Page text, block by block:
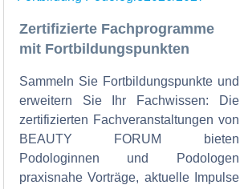
Zertifizierte Fachprogramme
mit Fortbildungspunkten
Sammeln Sie Fortbildungspunkte und
erweitern Sie Ihr Fachwissen: Die
zertifizierten Fachveranstaltungen von
BEAUTY FORUM bieten
Podologinnen und Podologen
praxisnahe Vorträge, aktuelle Impulse